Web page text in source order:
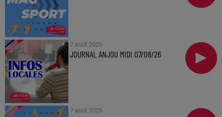
7 août 2026
JOURNAL ANJOU MIDI 07/08/26
7 août 2026